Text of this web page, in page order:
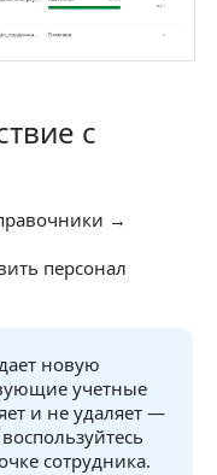
с
→
персонал
новую
учетные
и не удаляет —
сотрудника.